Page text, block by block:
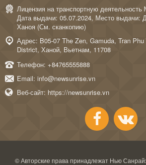
Лицензия на транспортную
Дата выдачи: 05.07.2024, Место выдачи:
Ханоя (См. сканкопию)
Адрес: B05-07 The Zen, Gamuda, Tran Phu
District, Ханой, Вьетнам, 11708
Телефон: +84765555888
Email: info@newsunrise.vn
Веб-сайт: https://newsunrise.vn
© Авторские права принадлежат Нью